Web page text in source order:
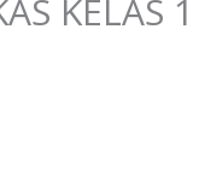
KELAS 1